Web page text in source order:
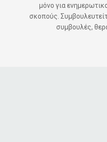
μόνο για
σκοπούς.
συμβουλές,